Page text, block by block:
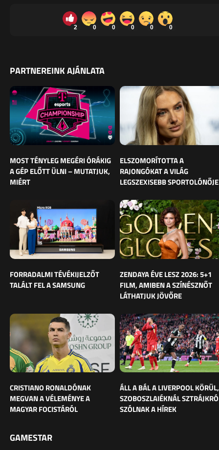
2 0 0 0 0 0
PARTNEREINK AJÁNLATA
MOST TÉNYLEG MEGÉRI ÓRÁKIG
A GÉP ELŐTT ÜLNI – MUTATJUK,
MIÉRT
ELSZOMORÍTOTTA A
RAJONGÓKAT A VILÁG
LEGSZEXISEBB SPORTOLÓNŐJE
FORRADALMI TÉVÉKIJELZŐT
TALÁLT FEL A SAMSUNG
ZENDAYA ÉVE LESZ 2026: 5+1
FILM, AMIBEN A SZÍNÉSZNŐT
LÁTHATJUK JÖVŐRE
CRISTIANO RONALDÓNAK
MEGVAN A VÉLEMÉNYE A
MAGYAR FOCISTÁRÓL
ÁLL A BÁL A LIVERPOOL KÖRÜL,
SZOBOSZLAIÉKNÁL
SZÓLNAK A HÍREK
GAMESTAR